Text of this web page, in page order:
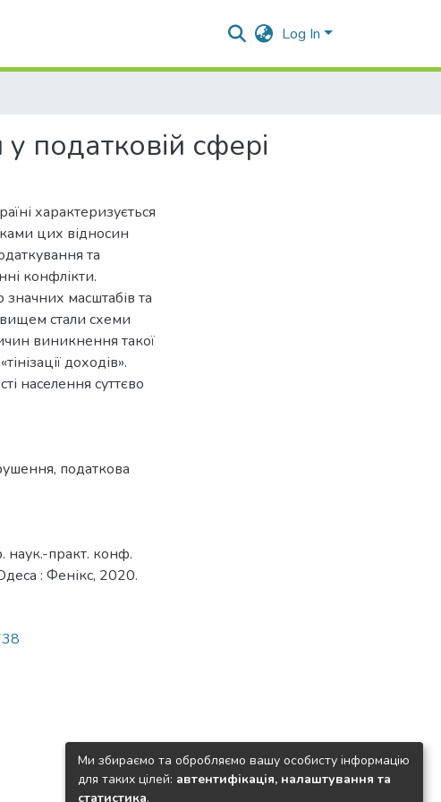
Log In
податковій сфері
характеризується
цих відносин
та
конфлікти.
масштабів та
стали схеми
виникнення такої
доходів».
населення суттєво
, податкова
наук.-практ. конф.
: Фенікс, 2020.
Ми збираємо та обробляємо вашу особисту інформацію
для таких цілей: автентифікація, налаштування та
статистика.